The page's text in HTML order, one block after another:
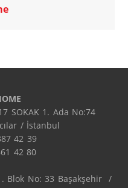
SOKAK 1. Ada No:74
/ İstanbul
42 39
42 80
Blok No: 33 Başakşehir  /